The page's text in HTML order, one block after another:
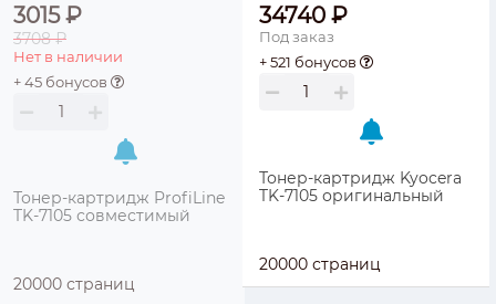
3015 ₽
3708 ₽
Нет в наличии
+ 45 бонусов
Тонер-картридж ProfiLine
TK-7105 совместимый
20000 страниц
34740 ₽
Под заказ
+ 521 бонусов
Тонер-картридж Kyocera
TK-7105 оригинальный
20000 страниц